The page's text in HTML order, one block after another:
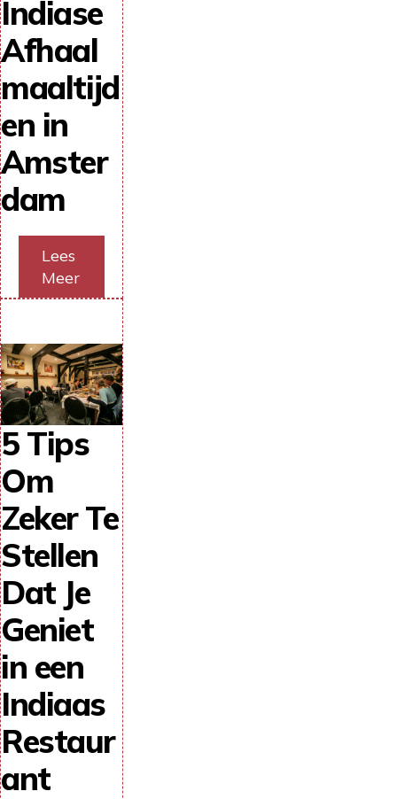
Indiase
Afhaal
maaltijd
en in
Amster
dam
Lees
Meer
5 Tips
Om
Zeker Te
Stellen
Dat Je
Geniet
in een
Indiaas
Restaur
ant